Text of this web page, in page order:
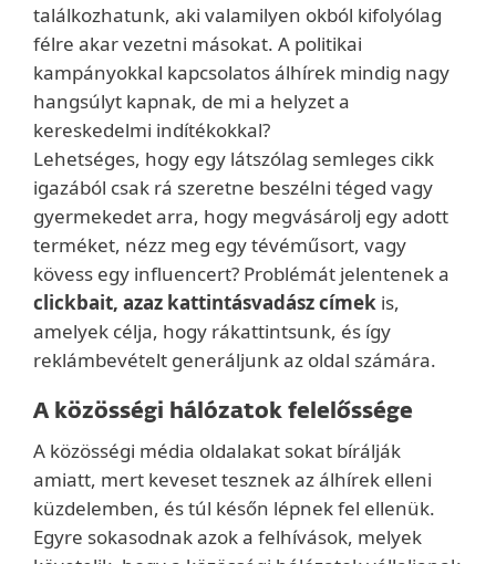
találkozhatunk, aki valamilyen okból kifolyólag
félre akar vezetni másokat. A politikai
kampányokkal kapcsolatos álhírek mindig nagy
hangsúlyt kapnak, de mi a helyzet a
kereskedelmi indítékokkal?
Lehetséges, hogy egy látszólag semleges cikk
igazából csak rá szeretne beszélni téged vagy
gyermekedet arra, hogy megvásárolj egy adott
terméket, nézz meg egy tévéműsort, vagy
kövess egy influencert? Problémát jelentenek a
clickbait, azaz kattintásvadász címek is,
amelyek célja, hogy rákattintsunk, és így
reklámbevételt generáljunk az oldal számára.
A közösségi hálózatok felelőssége
A közösségi média oldalakat sokat bírálják
amiatt, mert keveset tesznek az álhírek elleni
küzdelemben, és túl későn lépnek fel ellenük.
Egyre sokasodnak azok a felhívások, melyek